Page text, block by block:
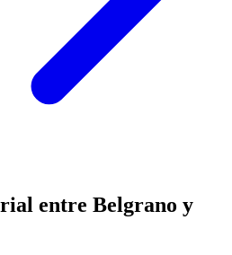
entre Belgrano y